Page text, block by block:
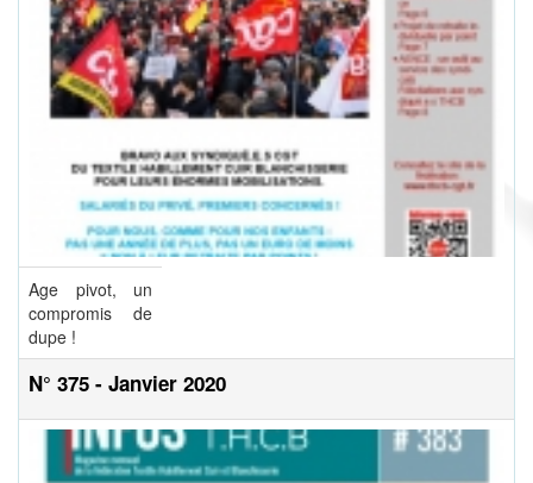
Age pivot, un
compromis de
dupe !
N° 375 - Janvier 2020